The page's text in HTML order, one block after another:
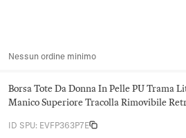
Nessun ordine minimo
Borsa Tote Da Donna In Pelle PU Trama
Manico Superiore Tracolla Rimovibile
ID SPU: EVFP363P7E